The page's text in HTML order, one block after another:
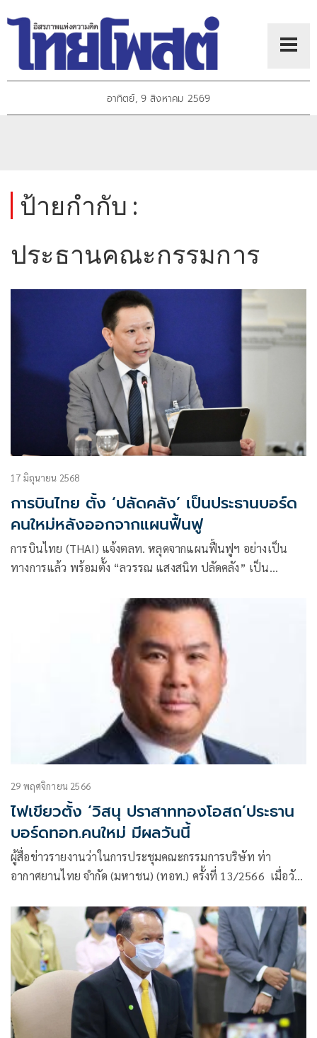
อาทิตย์, 9 สิงหาคม 2569
ป้ายกำกับ :
ประธานคณะกรรมการ
17 มิถุนายน 2568
การบินไทย ตั้ง ‘ปลัดคลัง’ เป็นประธานบอร์ด
คนใหม่หลังออกจากแผนฟื้นฟู
การบินไทย (THAI) แจ้งตลท. หลุดจากแผนฟื้นฟูฯ อย่างเป็น
ทางการแล้ว พร้อมตั้ง “ลวรรณ แสงสนิท ปลัดคลัง” เป็น
29 พฤศจิกายน 2566
ไฟเขียวตั้ง ‘วิสนุ ปราสาททองโอสถ’ประธาน
บอร์ดทอท.คนใหม่ มีผลวันนี้
ผู้สื่อข่าวรายงานว่าในการประชุมคณะกรรมการบริษัท ท่า
อากาศยานไทย จำกัด (มหาชน) (ทอท.) ครั้งที่ 13/2566 เมื่อวัน